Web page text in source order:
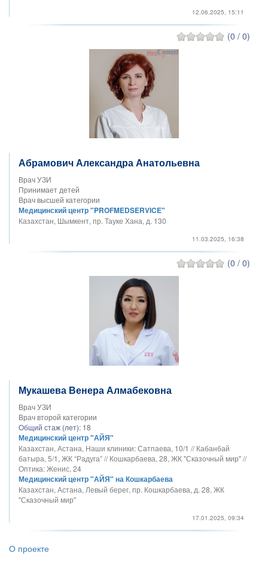
12.06.2025, 15:11
(0 / 0)
Абрамович Александра Анатольевна
Врач УЗИ
Принимает детей
Врач высшей категории
Медицинский центр "PROFMEDSERVICE"
Казахстан, Шымкент, пр. Тауке Хана, д. 130
11.03.2025, 16:38
(0 / 0)
Мукашева Венера Алмабековна
Врач УЗИ
Врач второй категории
Общий стаж (лет): 18
Медицинский центр "АЙЯ"
Казахстан, Астана, Наши клиники: Сатпаева, 10/1 // Кабанбай
батыра, 5/1, ЖК “Радуга” // Кошкарбаева, 28, ЖК "Сказочный мир" //
Оптика: Женис, 24
Медицинский центр "АЙЯ" на Кошкарбаева
Казахстан, Астана, Левый берег, пр. Кошкарбаева, д. 28, ЖК
"Сказочный мир"
17.01.2025, 09:34
О проекте